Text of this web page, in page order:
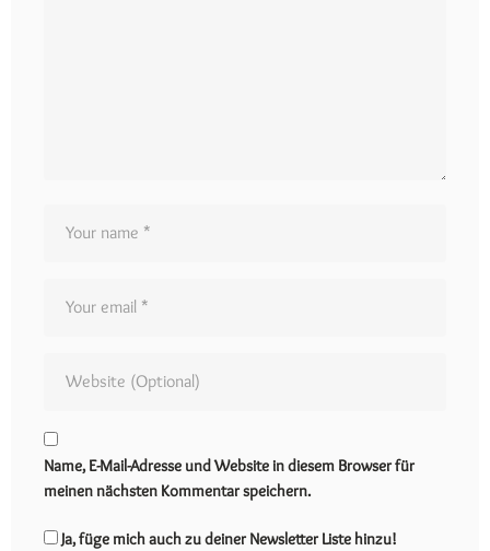
Name, E-Mail-Adresse und Website in diesem Browser für
meinen nächsten Kommentar speichern.
Ja, füge mich auch zu deiner Newsletter Liste hinzu!